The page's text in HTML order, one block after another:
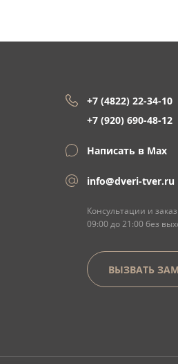
+7 (4822) 22-34-10
+7 (920) 690-48-12
Написать в Max
info@dveri-tver.ru
Консультации и
09:00 до 21:00 без
ВЫЗВАТЬ